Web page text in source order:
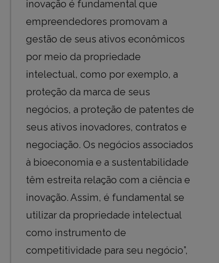
inovação é fundamental que
empreendedores promovam a
gestão de seus ativos econômicos
por meio da propriedade
intelectual, como por exemplo, a
proteção da marca de seus
negócios, a proteção de patentes de
seus ativos inovadores, contratos e
negociação. Os negócios associados
à bioeconomia e a sustentabilidade
têm estreita relação com a ciência e
inovação. Assim, é fundamental se
utilizar da propriedade intelectual
como instrumento de
competitividade para seu negócio”,